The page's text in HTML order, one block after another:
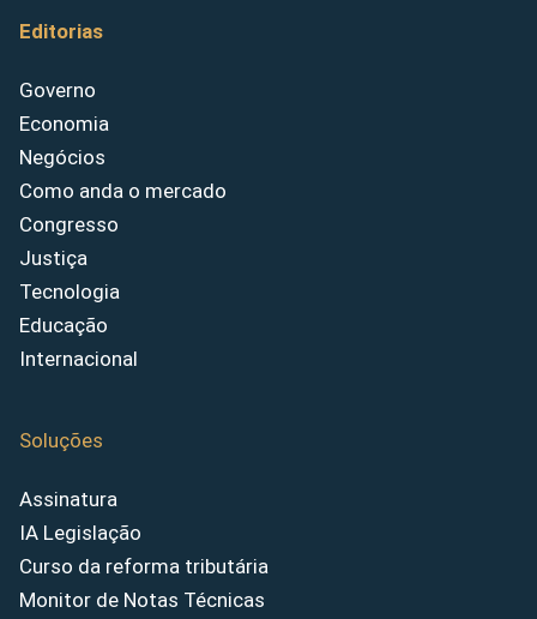
Editorias
Governo
Economia
Negócios
Como anda o mercado
Congresso
Justiça
Tecnologia
Educação
Internacional
Soluções
Assinatura
IA Legislação
Curso da reforma tributária
Monitor de Notas Técnicas